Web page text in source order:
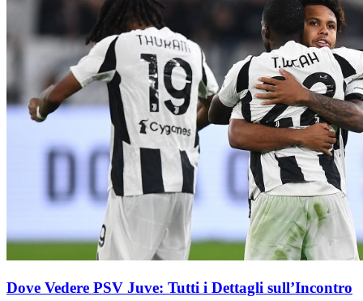
Dove Vedere PSV Juve: Tutti i Dettagli sull’Incontro